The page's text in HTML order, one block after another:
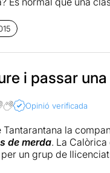
o amb el pardal fora ls
i passar
Opinió verificada
Tantarantana la
de merda. La Calòrica
un grup de